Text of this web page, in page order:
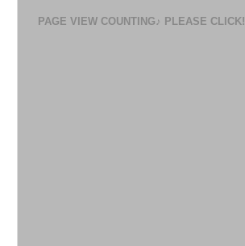
PAGE VIEW COUNTING♪ PLEASE CLICK!